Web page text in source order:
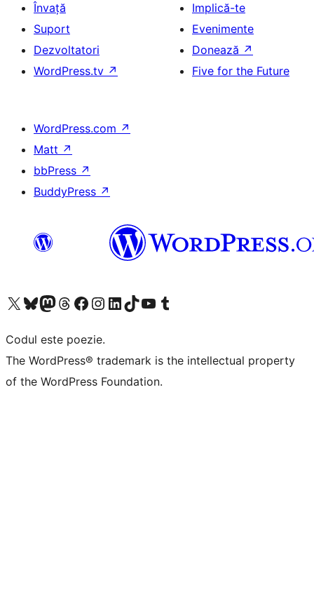
Învață
Suport
Dezvoltatori
WordPress.tv ↗
Implică-te
Evenimente
Donează ↗
Five for the Future
WordPress.com ↗
Matt ↗
bbPress ↗
BuddyPress ↗
Mergi la contul nostru X (fost Twitter)
Vizitează contul nostru Bluesky
Vizitează contul nostru Mastodon
Vizitează contul nostru Threads
Vizitează pagina noastră Facebook
Vizitează-ne pe Instagram
Vizitează-ne pe LinkedIn
Vizitează contul nostru TikTok
Vizitează canalul nostru YouTube
Vizitează contul nostru Tumblr
Codul este poezie.
The WordPress® trademark is the intellectual property
of the WordPress Foundation.